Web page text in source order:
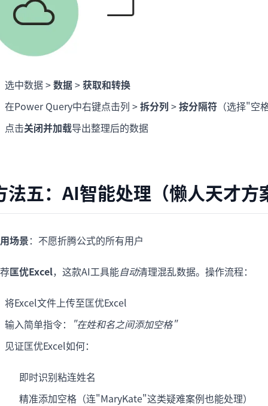
选中数据 >数据>获取和转换
在Power Query中右键点击列 >拆分列 >按分隔符 （选择"空
点击关闭并加载导出整理后的数据
法五：AI智能处理（懒人天才方
场景：不愿折腾公式的所有用户
匡优Excel，这款AI工具能自动清理混乱数据。操作流程：
将Excel文件上传至匡优Excel
输入简单指令：
"在姓和名之间添加空格"
见证匡优Excel如何：
即时识别粘连姓名
精准添加空格（连"MaryKate"这类疑难案例也能处理）